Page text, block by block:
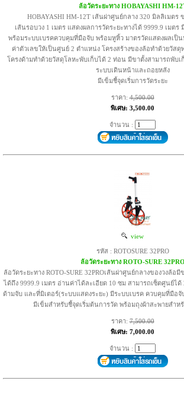
ล้อวัดระยะทาง HOBAYASHI HM-
HOBAYASHI HM-12T เส้นผ่าศูนย์กลาง 320 มิลลิเมตร
เส้นรอบวง 1 เมตร แสดงผลการวัดระยะทางได้ 9999.9 เมต
พร้อมระบบเบรคควบคุมที่มือจับ พร้อมหูหิ้ว มาตรวัดแสดงผลเป็น
ค่าตัวเลขให้เป็นศูนย์ 2 ตำแหน่ง โครงสร้างของล้อทำด้วยวัส
โครงด้ามทำด้วยวัสดุโลหะพับเก็บได้ 2 ท่อน มีขาตั้งสามารถพับเ
ระบบเดินหน้าและถอยหลัง
มีเข็มชี้จุดเริ่มการวัดระยะ
ราคา:4,500.00
พิเศษ: 3,500.00
จำนวน :
view
รหัส : ROTOSURE 32PRO
ล้อวัดระยะทาง ROTO-SURE 32PRO
ล้อวัดระยะทาง ROTO-SURE 32PROเส้นผ่าศูนย์กลางของวงล้อ
ได้ถึง 9999.9 เมตร อ่านค่าได้ละเอียด 10 ซม สามารถเซ็ตศูนย์
ด้ามจับ และที่มิเตอร์(ระบบแสดงระยะ) มีระบบเบรค ควบคุมที่มื
มีเข็มสำหรับชี้จุดเริ่มต้นการวัด พร้อมถุงผ้าสะพายสำห
ราคา:7,500.00
พิเศษ: 7,000.00
จำนวน :